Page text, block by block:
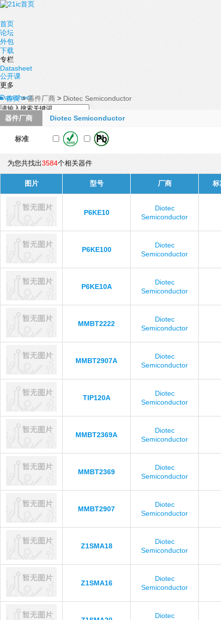
首页
论坛
外包
下载
专栏
Datasheet
公开课
更多
Datasheet
首页 >器件厂商 > Diotec Semiconductor
器件厂商 Diotec Semiconductor
标准
为您共找出3584个相关器件
图片 型号 厂商 标
P6KE10
Diotec
Semiconductor
P6KE100
Diotec
Semiconductor
P6KE10A
Diotec
Semiconductor
MMBT2222
Diotec
Semiconductor
MMBT2907A
Diotec
Semiconductor
TIP120A
Diotec
Semiconductor
MMBT2369A
Diotec
Semiconductor
MMBT2369
Diotec
Semiconductor
MMBT2907
Diotec
Semiconductor
Z1SMA18
Diotec
Semiconductor
Z1SMA16
Diotec
Semiconductor
Diotec